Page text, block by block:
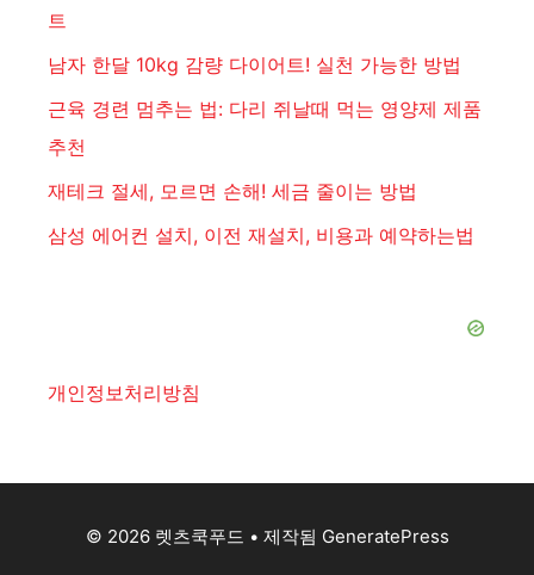
트
남자 한달 10kg 감량 다이어트! 실천 가능한 방법
근육 경련 멈추는 법: 다리 쥐날때 먹는 영양제 제품
추천
재테크 절세, 모르면 손해! 세금 줄이는 방법
삼성 에어컨 설치, 이전 재설치, 비용과 예약하는법
개인정보처리방침
© 2026 렛츠쿡푸드 • 제작됨 GeneratePress